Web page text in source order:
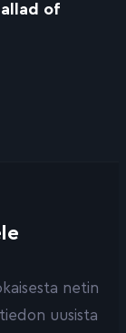
of
netin
uusista